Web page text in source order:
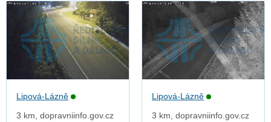
Lipová-Lázně
3 km, dopravniinfo.gov.cz
Lipová-Lázně
3 km, dopravniinfo.gov.cz